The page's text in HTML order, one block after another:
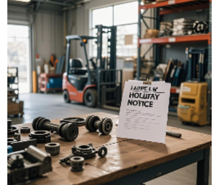
sérénité, nous vous informons ci-dessous de nos dispositions pour les
congés du Nouvel An chinois : I. Période de vacances Notre entreprise
sera en congés pendant 12 jours à l'occasion du Nouvel An lunaire 2026.
Ces congés auront lieu du 12 février 2026 (24e jour du 12e mois lunaire)
au 23 février 2026 (7e jour du 1er mois lunaire). La reprise du travail est
prévue le 24 février 2026 (8e jour du 1er mois lunaire), et toutes les
activités reprendront alors leur cours normal. II. Rappels pertinents 1.
Pendant les fêtes, nos équipes du service client et commerciales seront
temporairement indisponibles. Pour toute question urgente, n'hésitez pas
à nous contacter ; nous vous répondrons dès que possible à notre retour.
2. Nous vous prions de nous excuser pour tout inconvénient occasionné
par l'organisation des congés et vous remercions de votre compréhension
et de votre patience. Nous avons pris toutes les dispositions nécessaires
pour assurer une transition en douceur avant les congés, afin de
minimiser l'impact sur votre collaboration. En cette nouvelle année,
GUANGZHOU YUANSONG TRADE CO., LTD continuera de vous fournir
des produits et services de haute qualité. Nous vous souhaitons, ainsi
qu'à votre famille, une joyeuse Fête du Printemps, du succès dans votre
carrière, l'harmonie au foyer et une excellente année ! Avis est donné par
la présente. GUANGZHOU YUANSONG COMMERCE CO., LTD Yuki
Date de sortie : 10 février 2026